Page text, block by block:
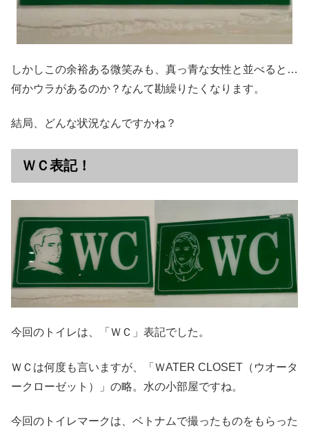
しかしこの余裕ある微笑みも、真っ青な女性と並べると…
何かウラがあるのか？なんて勘繰りたくなります。
結局、どんな状況なんですかね？
ＷＣ表記！
今回のトイレは、「ＷＣ」表記でした。
ＷＣは何度も言いますが、「ＷATER CLOSET（ウオータ
ークローゼット）」の略。水の小部屋ですね。
今回のトイレマークは、ベトナムで撮ったものをもらった